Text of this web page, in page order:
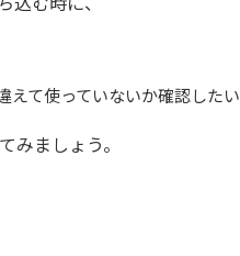
えて使っていないか確認したい
みましょう。